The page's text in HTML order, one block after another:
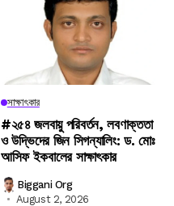
সাক্ষাৎকার
#২৫৪ জলবায়ু পরিবর্তন, লবণাক্ততা
ও উদ্ভিদের জিন সিগন্যালিং: ড. মোঃ
আসিফ ইকবালের সাক্ষাৎকার
Biggani Org
August 2, 2026